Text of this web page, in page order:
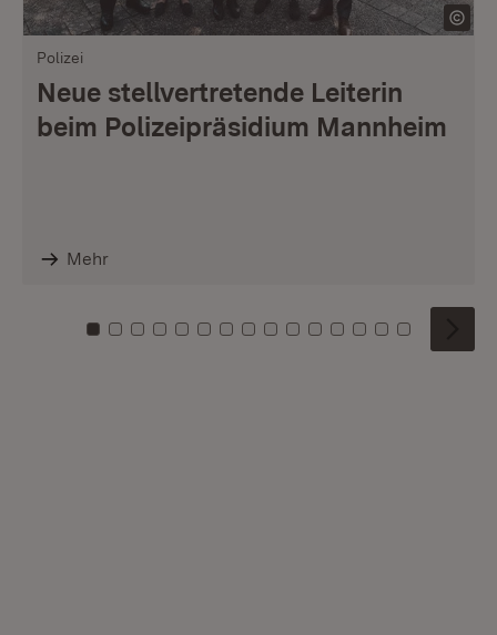
Polizei
Neue stellvertretende Leiterin
beim Polizeipräsidium Mannheim
Mehr
Zu Kachel: 0
Zu Kachel: 1
Zu Kachel: 2
Zu Kachel: 3
Zu Kachel: 4
Zu Kachel: 5
Zu Kachel: 6
Zu Kachel: 7
Zu Kachel: 8
Zu Kachel: 9
Zu Kachel: 10
Zu Kachel: 11
Zu Kachel: 12
Zu Kachel:
Zu